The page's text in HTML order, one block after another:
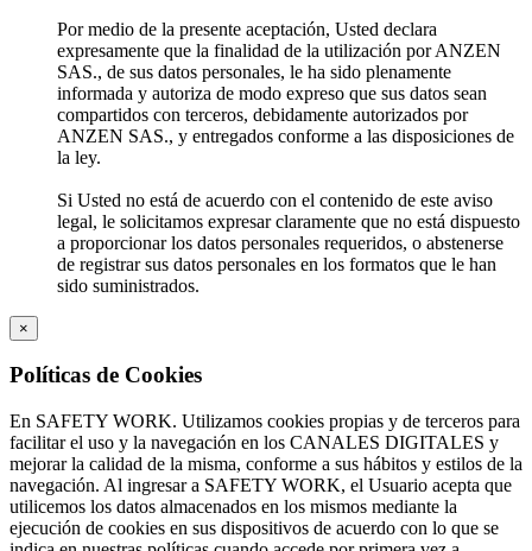
Por medio de la presente aceptación, Usted declara
expresamente que la finalidad de la utilización por ANZEN
SAS., de sus datos personales, le ha sido plenamente
informada y autoriza de modo expreso que sus datos sean
compartidos con terceros, debidamente autorizados por
ANZEN SAS., y entregados conforme a las disposiciones de
la ley.
Si Usted no está de acuerdo con el contenido de este aviso
legal, le solicitamos expresar claramente que no está dispuesto
a proporcionar los datos personales requeridos, o abstenerse
de registrar sus datos personales en los formatos que le han
sido suministrados.
×
Políticas de Cookies
En SAFETY WORK. Utilizamos cookies propias y de terceros para
facilitar el uso y la navegación en los CANALES DIGITALES y
mejorar la calidad de la misma, conforme a sus hábitos y estilos de la
navegación. Al ingresar a SAFETY WORK, el Usuario acepta que
utilicemos los datos almacenados en los mismos mediante la
ejecución de cookies en sus dispositivos de acuerdo con lo que se